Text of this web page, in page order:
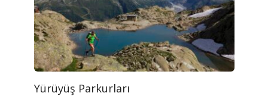
Yürüyüş Parkurları